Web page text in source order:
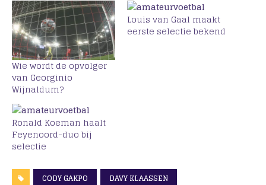
Wie wordt de opvolger
van Georginio
Wijnaldum?
Louis van Gaal maakt
eerste selectie bekend
Ronald Koeman haalt
Feyenoord-duo bij
selectie
CODY GAKPO
DAVY KLAASSEN